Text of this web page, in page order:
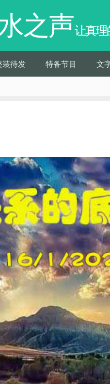
之声让真理
装待发 特备节目 文